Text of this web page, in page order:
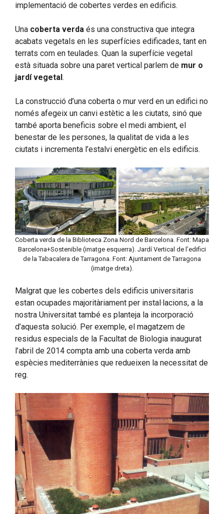
implementació de cobertes verdes en edificis.
Una coberta verda és una constructiva que integra
acabats vegetals en les superfícies edificades, tant en
terrats com en teulades. Quan la superfície vegetal
està situada sobre una paret vertical parlem de mur o
jardí vegetal.
La construcció d’una coberta o mur verd en un edifici no
només afegeix un canvi estètic a les ciutats, sinó que
també aporta beneficis sobre el medi ambient, el
benestar de les persones, la qualitat de vida a les
ciutats i incrementa l’estalvi energètic en els edificis.
Coberta verda de la Biblioteca Zona Nord de Barcelona. Font: Mapa
Barcelona+Sostenible (imatge esquerra). Jardí Vertical de l’edifici
de la Tabacalera de Tarragona. Font: Ajuntament de Tarragona
(imatge dreta).
Malgrat que les cobertes dels edificis universitaris
estan ocupades majoritàriament per instal·lacions, a la
nostra Universitat també es planteja la incorporació
d’aquesta solució. Per exemple, el magatzem de
residus especials de la Facultat de Biologia inaugurat
l’abril de 2014 compta amb una coberta verda amb
espècies mediterrànies que redueixen la necessitat de
reg.